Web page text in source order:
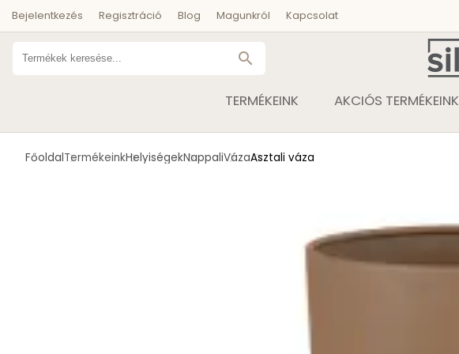
Bejelentkezés Regisztráció Blog Magunkról Kapcsolat
search
TERMÉKEINK AKCIÓS TERMÉKEINK
FőoldalTermékeinkHelyiségekNappaliVázaAsztali váza